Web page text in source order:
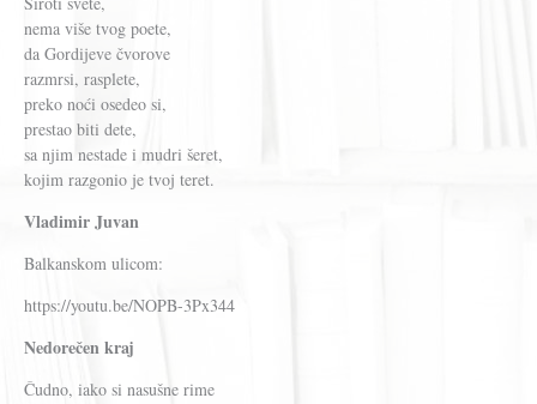
nema više tvog poete,
da Gordijeve čvorove
razmrsi, rasplete,
preko noći osedeo si,
prestao biti dete,
sa njim nestade i mudri šeret,
kojim razgonio je tvoj teret.
Vladimir Juvan
Balkanskom ulicom:
https://youtu.be/NOPB-3Px344
Nedorečen kraj
Čudno, iako si nasušne rime